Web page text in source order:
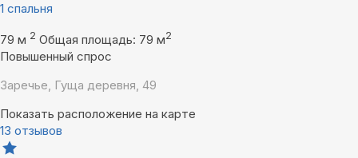
1 спальня
79 м 2 Общая площадь: 79 м2
Повышенный спрос
Заречье, Гуща деревня, 49
Показать расположение на карте
13 отзывов